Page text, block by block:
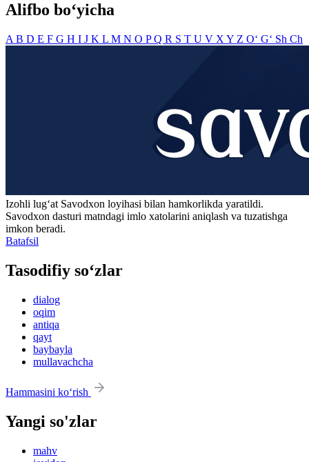
Alifbo bo‘yicha
A B D E F G H I J K L M N O PQ R S T U V X Y Z O‘ G‘ Sh Ch
Izohli lugʻat Savodxon loyihasi bilan hamkorlikda yaratildi.
Savodxon dasturi matndagi imlo xatolarini aniqlash va tuzatishga
imkon beradi.
Batafsil
Tasodifiy so‘zlar
dialog
oqim
antiqa
qayt
baybayla
mullavachcha
Hammasini ko‘rish
Yangi so'zlar
mahv